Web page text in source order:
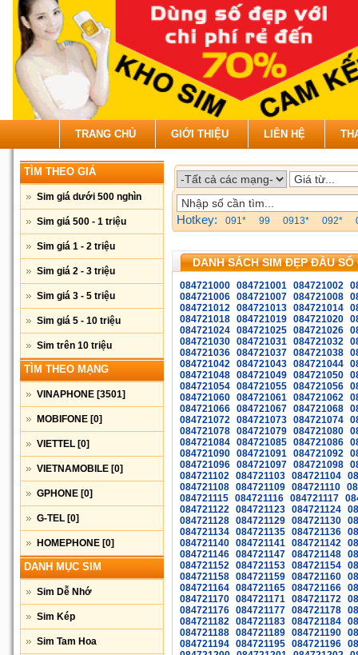
TRANG CHỦ GIỚI THIỆU LIÊN HỆ
TÌM THEO GIÁ
Sim giá dưới 500 nghìn
Sim giá 500 - 1 triệu
Sim giá 1 - 2 triệu
Sim giá 2 - 3 triệu
Sim giá 3 - 5 triệu
Sim giá 5 - 10 triệu
Sim trên 10 triệu
TÌM THEO MẠNG
VINAPHONE [3501]
MOBIFONE [0]
VIETTEL [0]
VIETNAMOBILE [0]
GPHONE [0]
G-TEL [0]
HOMEPHONE [0]
DANH MỤC SIM
Sim Dễ Nhớ
Sim Kép
Sim Tam Hoa
Hotkey: 091* 99 0913* 092*
DANH SÁCH SIM ĐẸP ĐẦU SỐ
084721000 084721001 084721002
084721006 084721007 084721008
084721012 084721013 084721014
084721018 084721019 084721020
084721024 084721025 084721026
084721030 084721031 084721032
084721036 084721037 084721038
084721042 084721043 084721044
084721048 084721049 084721050
084721054 084721055 084721056
084721060 084721061 084721062
084721066 084721067 084721068
084721072 084721073 084721074
084721078 084721079 084721080
084721084 084721085 084721086
084721090 084721091 084721092
084721096 084721097 084721098
084721102 084721103 084721104
084721108 084721109 084721110
084721115 084721116 084721117
084721122 084721123 084721124
084721128 084721129 084721130
084721134 084721135 084721136
084721140 084721141 084721142
084721146 084721147 084721148
084721152 084721153 084721154
084721158 084721159 084721160
084721164 084721165 084721166
084721170 084721171 084721172
084721176 084721177 084721178
084721182 084721183 084721184
084721188 084721189 084721190
084721194 084721195 084721196